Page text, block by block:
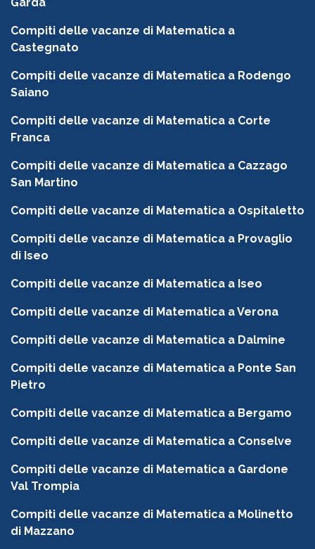
Compiti delle vacanze di Matematica a
Castegnato
Compiti delle vacanze di Matematica a Rodengo
Saiano
Compiti delle vacanze di Matematica a Corte
Franca
Compiti delle vacanze di Matematica a Cazzago
San Martino
Compiti delle vacanze di Matematica a Ospitaletto
Compiti delle vacanze di Matematica a Provaglio
di Iseo
Compiti delle vacanze di Matematica a Iseo
Compiti delle vacanze di Matematica a Verona
Compiti delle vacanze di Matematica a Dalmine
Compiti delle vacanze di Matematica a Ponte San
Pietro
Compiti delle vacanze di Matematica a Bergamo
Compiti delle vacanze di Matematica a Conselve
Compiti delle vacanze di Matematica a Gardone
Val Trompia
Compiti delle vacanze di Matematica a Molinetto
di Mazzano